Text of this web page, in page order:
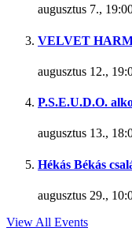
augusztus 7.,
VELVET
augusztus 12.,
P.S.E.U.D.O.
augusztus 13.,
Hékás Békás
augusztus 29.,
View All Events